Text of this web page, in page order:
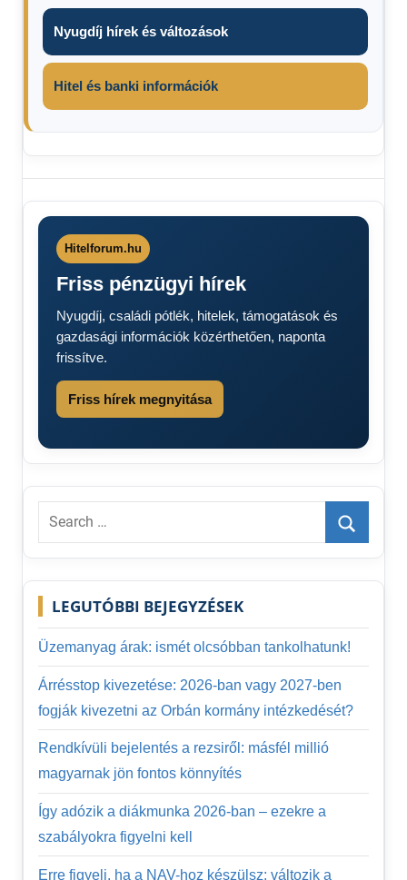
Nyugdíj hírek és változások
Hitel és banki információk
akciók
2025
Munch az
élelmiszermentés
Penny
Market
Hitelforum.hu
Friss pénzügyi hírek
Nyugdíj, családi pótlék, hitelek, támogatások és
gazdasági információk közérthetően, naponta
frissítve.
Friss hírek megnyitása
Search
Search
LEGUTÓBBI BEJEGYZÉSEK
Üzemanyag árak: ismét olcsóbban tankolhatunk!
Árrésstop kivezetése: 2026-ban vagy 2027-ben
fogják kivezetni az Orbán kormány intézkedését?
Rendkívüli bejelentés a rezsiről: másfél millió
magyarnak jön fontos könnyítés
Így adózik a diákmunka 2026-ban – ezekre a
szabályokra figyelni kell
Erre figyelj, ha a NAV-hoz készülsz: változik a